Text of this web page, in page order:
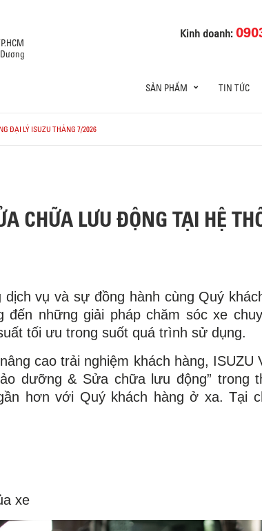
Kinh doanh:
SẢN PHẨM TIN TỨC
ĐẠI LÝ ISUZU THÁNG 7/2026
CHỮA LƯU ĐỘNG TẠI HỆ
vụ và sự đồng hành cùng Quý
đến những giải pháp chăm sóc xe
tối ưu trong suốt quá trình sử dụng.
cao trải nghiệm khách hàng,
dưỡng & Sửa chữa lưu động” trong
hơn với Quý khách hàng ở xa. Tại
xe